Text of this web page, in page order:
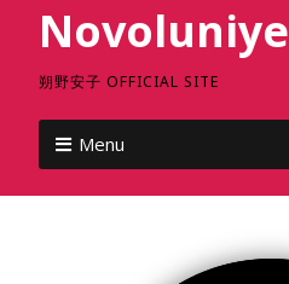
Novoluniye
朔野安子 OFFICIAL SITE
Menu